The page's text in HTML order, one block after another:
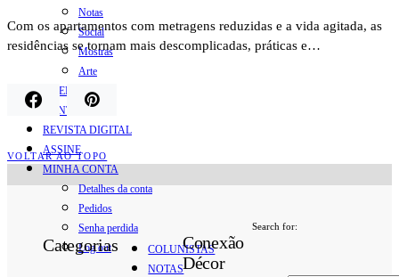
Notas
Social
Mostras
Arte
QUEM SOMOS
CONTATO
REVISTA DIGITAL
ASSINE
MINHA CONTA
Detalhes da conta
Pedidos
Senha perdida
Log out
Com os apartamentos com metragens reduzidas e a vida agitada, as
residências se tornam mais descomplicadas, práticas e…
VOLTAR AO TOPO
Categorias
COLUNISTAS
NOTAS
Conexão
Décor
Search for: